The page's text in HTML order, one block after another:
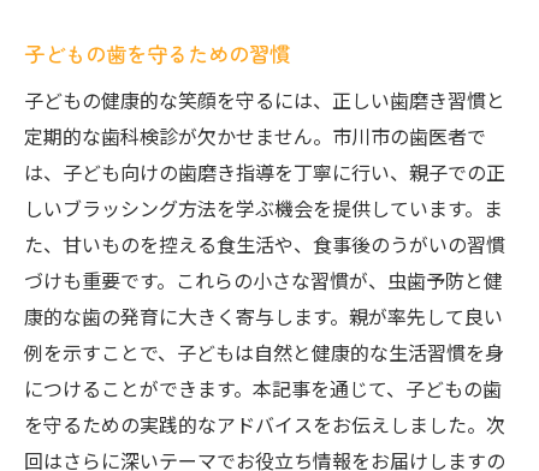
子どもの歯を守るための習慣
子どもの健康的な笑顔を守るには、正しい歯磨き習慣と
定期的な歯科検診が欠かせません。市川市の歯医者で
は、子ども向けの歯磨き指導を丁寧に行い、親子での正
しいブラッシング方法を学ぶ機会を提供しています。ま
た、甘いものを控える食生活や、食事後のうがいの習慣
づけも重要です。これらの小さな習慣が、虫歯予防と健
康的な歯の発育に大きく寄与します。親が率先して良い
例を示すことで、子どもは自然と健康的な生活習慣を身
につけることができます。本記事を通じて、子どもの歯
を守るための実践的なアドバイスをお伝えしました。次
回はさらに深いテーマでお役立ち情報をお届けしますの